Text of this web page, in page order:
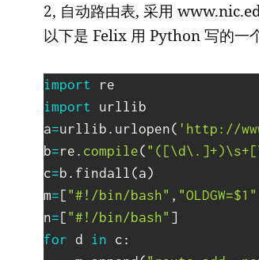
2, 自动路由表, 采用
以下是 Felix 用 Python 写的一
import
import urllib
a=urllib . urlopen( 'http://
b=re . compile(
c=b . findall (a)
m= [ "#!/bin/bash" , "OLDGW=$1"
n= [ "#!/bin/bash" ]
for d in c :